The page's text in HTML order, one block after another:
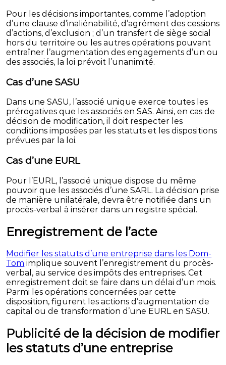
Pour les décisions importantes, comme l’adoption
d’une clause d’inaliénabilité, d’agrément des cessions
d’actions, d’exclusion ; d’un transfert de siège social
hors du territoire ou les autres opérations pouvant
entraîner l’augmentation des engagements d’un ou
des associés, la loi prévoit l’unanimité.
Cas d’une SASU
Dans une SASU, l’associé unique exerce toutes les
prérogatives que les associés en SAS. Ainsi, en cas de
décision de modification, il doit respecter les
conditions imposées par les statuts et les dispositions
prévues par la loi.
Cas d’une EURL
Pour l’EURL, l’associé unique dispose du même
pouvoir que les associés d’une SARL. La décision prise
de manière unilatérale, devra être notifiée dans un
procès-verbal à insérer dans un registre spécial.
Enregistrement de l’acte
Modifier les statuts d’une entreprise dans les Dom-
Tom implique souvent l’enregistrement du procès-
verbal, au service des impôts des entreprises. Cet
enregistrement doit se faire dans un délai d’un mois.
Parmi les opérations concernées par cette
disposition, figurent les actions d’augmentation de
capital ou de transformation d’une EURL en SASU.
Publicité de la décision de modifier
les statuts d’une entreprise